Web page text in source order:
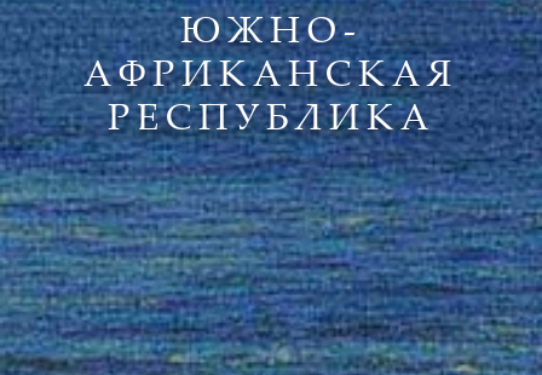
ЮЖНО-
АФРИКАНСКАЯ
РЕСПУБЛИКА